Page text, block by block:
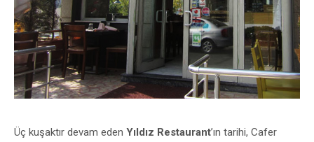
Üç kuşaktır devam eden Yıldız Restaurant’ın tarihi, Cafer